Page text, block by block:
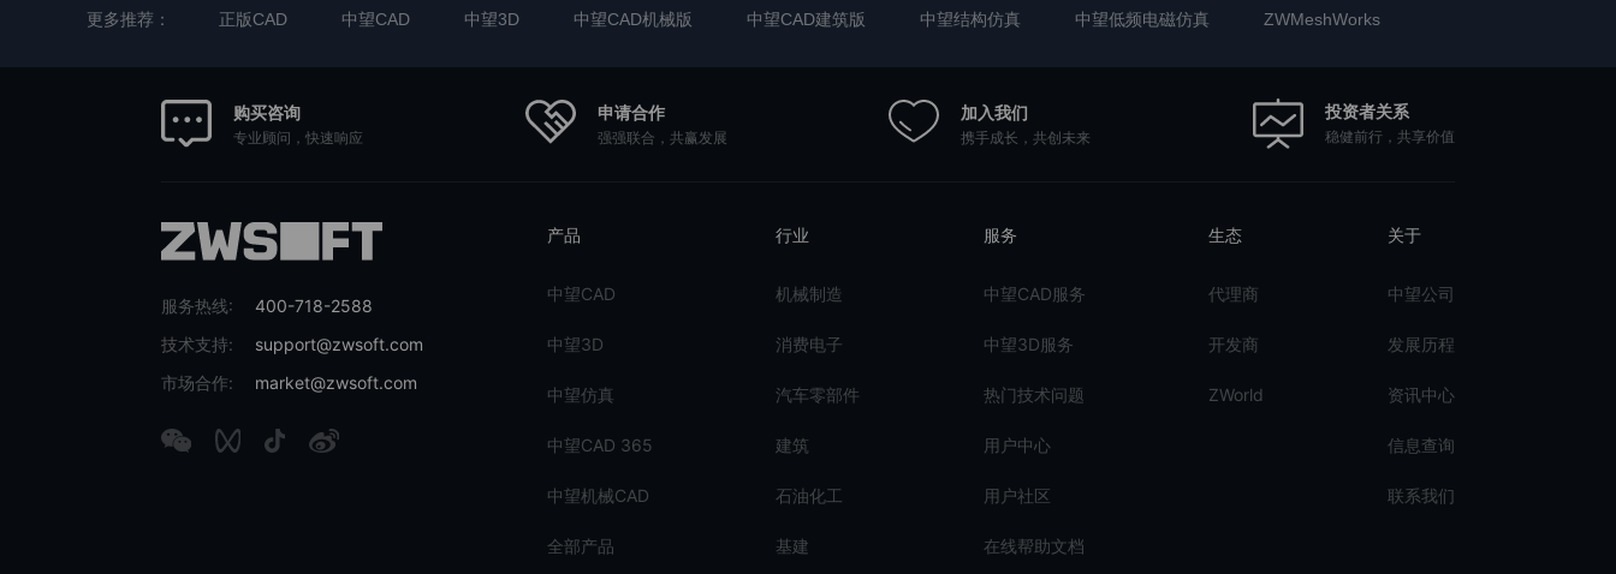
更多推荐： 正版CAD 中望CAD 中望3D 中望CAD机械版 中望CAD建筑版 中望结构仿真 中望低频电磁仿真 ZWMeshWorks
购买咨询
专业顾问，快速响应
申请合作
强强联合，共赢发展
加入我们
携手成长，共创未来
投资者关系
稳健前行，共享价值
服务热线:
400-718-2588
技术支持:
support@zwsoft.com
市场合作:
market@zwsoft.com
产品
中望CAD
中望3D
中望仿真
中望CAD 365
中望机械CAD
全部产品
行业
机械制造
消费电子
汽车零部件
建筑
石油化工
基建
服务
中望CAD服务
中望3D服务
热门技术问题
用户中心
用户社区
在线帮助文档
生态
代理商
开发商
ZWorld
关于
中望公司
发展历程
资讯中心
信息查询
联系我们